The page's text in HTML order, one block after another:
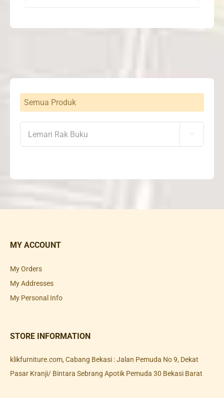
Semua Produk

MY ACCOUNT
My Orders
My Addresses
My Personal Info
STORE INFORMATION
klikfurniture.com, Cabang Bekasi : Jalan Pemuda No 9, Dekat
Pasar Kranji/ Bintara Sebrang Apotik Pemuda 30 Bekasi Barat